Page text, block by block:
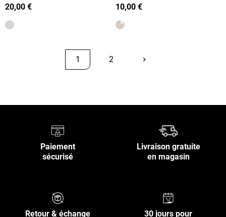
(19-27)
20,00 €
23)
10,00 €
1 2 keyboard_arrow_rightSuivant
Paiement
sécurisé
Livraison gratuite
en magasin
Retour & échange
30 jours pour